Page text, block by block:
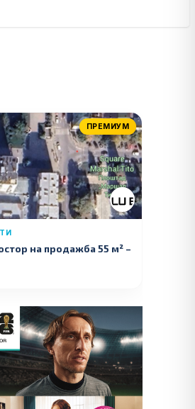
ПРЕМИУМ
на продажба 55 м² –